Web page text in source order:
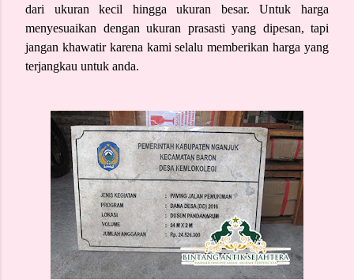
dari ukuran kecil hingga ukuran besar. Untuk harga
menyesuaikan dengan ukuran prasasti yang dipesan, tapi
jangan khawatir karena kami selalu memberikan harga yang
terjangkau untuk anda.